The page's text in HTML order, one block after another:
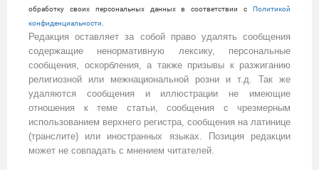
обработку своих персональных данных в соответствии с Политикой
конфиденциальности
Редакция оставляет за собой право удалять сообщения
содержащие ненормативную лексику, персональные
сообщения, оскорбления, а также призывы к разжиганию
религиозной или межнациональной розни и т.д. Так же
удаляются сообщения и иллюстрации не имеющие
отношения к теме статьи, сообщения с чрезмерным
использованием верхнего регистра, сообщения на латинице
(транслите) или иностранных языках. Позиция редакции
может не совпадать с мнением читателей.